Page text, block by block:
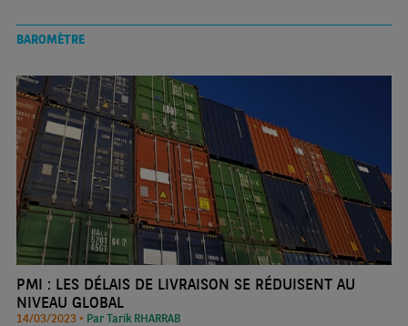
BAROMÈTRE
PMI : LES DÉLAIS DE LIVRAISON SE RÉDUISENT AU
NIVEAU GLOBAL
14/03/2023 • Par Tarik RHARRAB